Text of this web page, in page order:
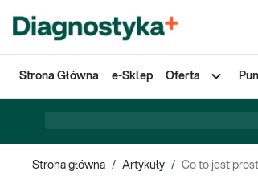
Strona Główna e-Sklep Oferta
Strona główna / Artykuły / Co to jest